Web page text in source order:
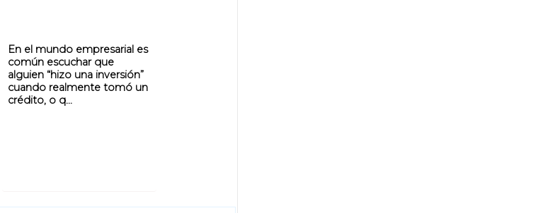
En el mundo empresarial es
común escuchar que
alguien “hizo una inversión”
cuando realmente tomó un
crédito, o q...